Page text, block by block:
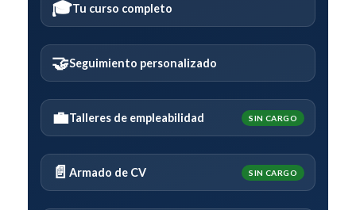
🎓Tu curso completo
🤝Seguimiento personalizado
💼Talleres de empleabilidad SIN CARGO
📄 Armado de CV SIN CARGO